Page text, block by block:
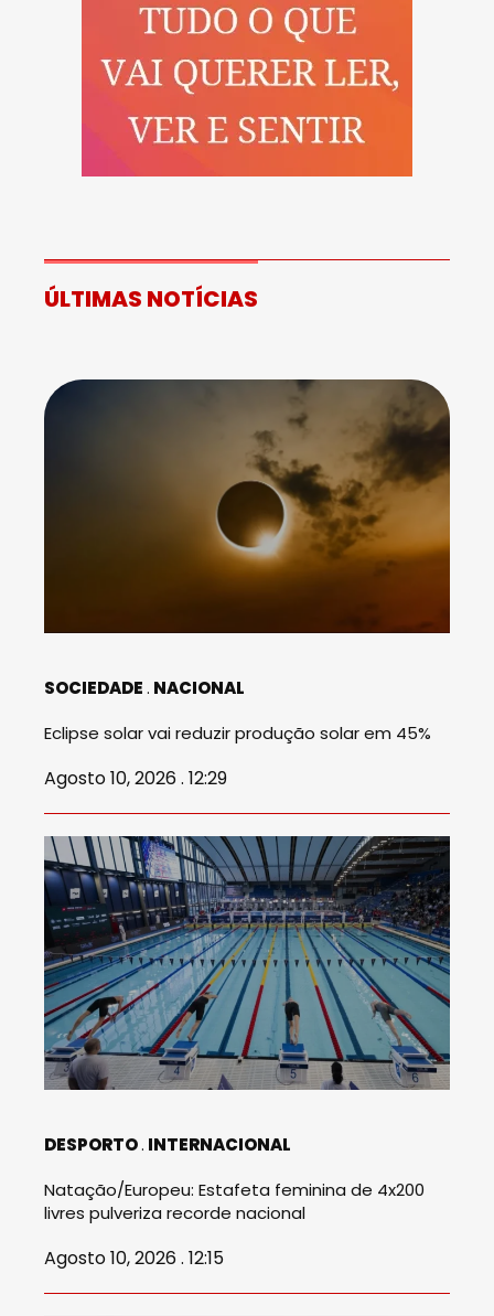
ÚLTIMAS NOTÍCIAS
SOCIEDADE NACIONAL
Eclipse solar vai reduzir produção solar em 45%
Agosto 10, 2026 . 12:29
DESPORTO INTERNACIONAL
Natação/Europeu: Estafeta feminina de 4x200
livres pulveriza recorde nacional
Agosto 10, 2026 . 12:15